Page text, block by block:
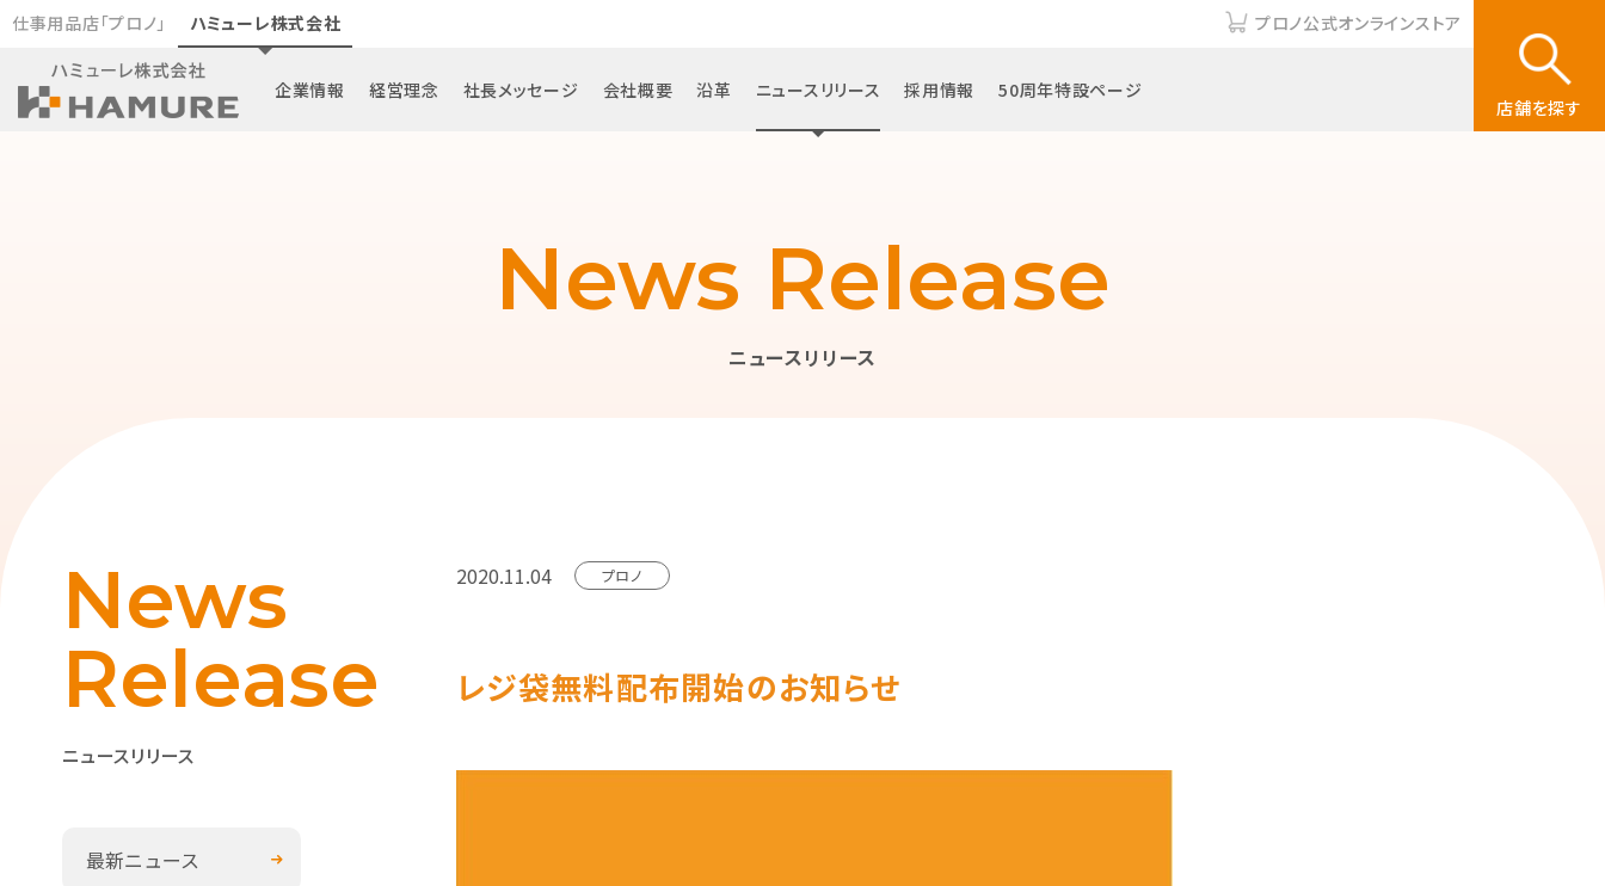
仕事用品店「プロノ」 ハミューレ株式会社 プロノ公式オンラインストア
企業情報 経営理念 社長メッセージ 会社概要 沿革 ニュースリリース 採用情報 50周年特設ページ
店舗を探す
ニュースリリース
News Release
ニュースリリース
News
Release
最新ニュース
2020.11.04 プロノ
レジ袋無料配布開始のお知らせ